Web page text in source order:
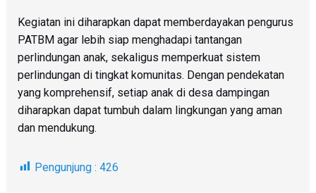
Kegiatan ini diharapkan dapat memberdayakan pengurus
PATBM agar lebih siap menghadapi tantangan
perlindungan anak, sekaligus memperkuat sistem
perlindungan di tingkat komunitas. Dengan pendekatan
yang komprehensif, setiap anak di desa dampingan
diharapkan dapat tumbuh dalam lingkungan yang aman
dan mendukung.
Pengunjung : 426